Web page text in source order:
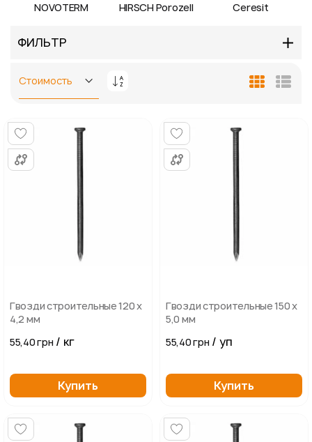
NOVOTERM HIRSCH Porozell Ceresit
ФИЛЬТР
Задать
убыванию
Гвозди строительные 120 х
4,2 мм
55,40 грн / кг
Купить
Гвозди строительные 150 х
5,0 мм
55,40 грн / уп
Купить